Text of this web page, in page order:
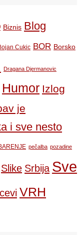
Biznis Blog
Cukic BOR Borsko
Dragana Djermanovic
Humor Izlog
je
i sve nesto
pečalba pozadine
Slike Srbija Sve
VRH